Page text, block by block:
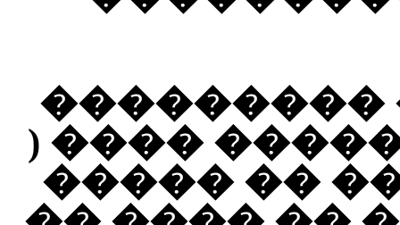
��� ����
������
���� )